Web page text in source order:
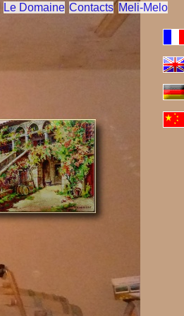
Le Domaine Contacts Meli-Melo